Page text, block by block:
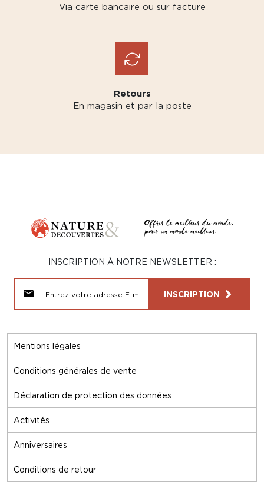
Via carte bancaire ou sur facture
Retours
En magasin et par la poste
Mentions légales
Conditions générales de vente
Déclaration de protection des données
Activités
Anniversaires
Conditions de retour
INSCRIPTION À NOTRE NEWSLETTER :
INSCRIPTION